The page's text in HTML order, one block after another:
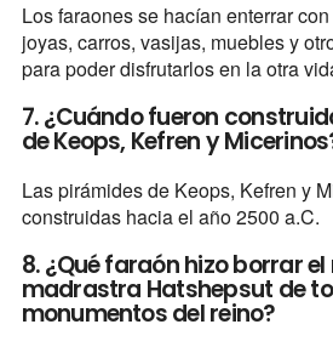
Los faraones se hacían enterrar
joyas, carros, vasijas, muebles y
para poder disfrutarlos en la otra
7. ¿Cuándo fueron
de Keops, Kefren y
Las pirámides de Keops, Kefren y
construidas hacia el año 2500 a.C.
8. ¿Qué faraón hizo borrar
madrastra Hatshepsut de
monumentos del reino?